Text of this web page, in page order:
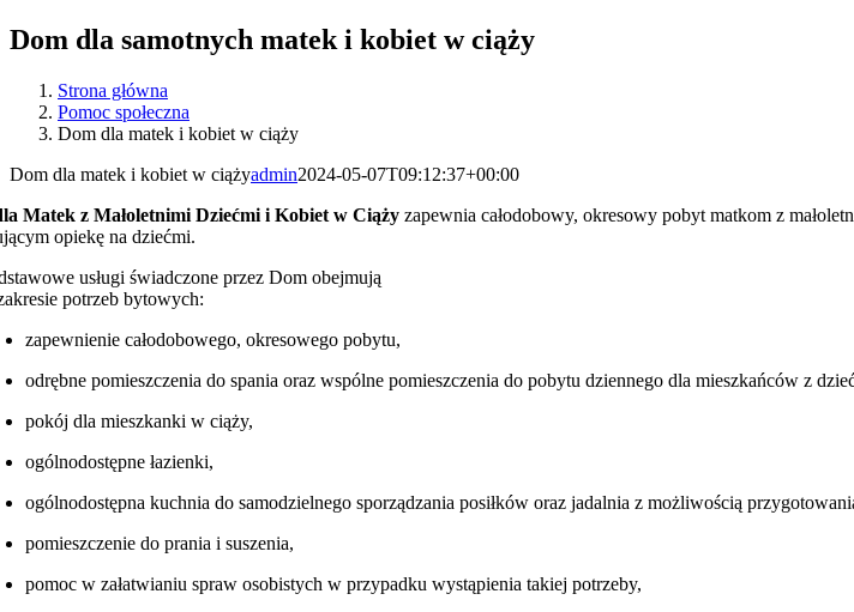
Dom dla samotnych matek i kobiet w ciąży
Strona główna
Pomoc społeczna
Dom dla matek i kobiet w ciąży
Dom dla matek i kobiet w ciążyadmin2024-05-07T09:12:37+00:00
Matek z Małoletnimi Dziećmi i Kobiet w Ciążyzapewnia całodobowy, okresowy pobyt matkom z
opiekę na dziećmi.
usługi świadczone przez Dom obejmują
potrzeb bytowych:
zapewnienie całodobowego, okresowego pobytu,
odrębne pomieszczenia do spania oraz wspólne pomieszczenia do pobytu dziennego dla mieszkańców z
pokój dla mieszkanki w ciąży,
ogólnodostępne łazienki,
ogólnodostępna kuchnia do samodzielnego sporządzania posiłków oraz jadalnia z możliwością
pomieszczenie do prania i suszenia,
pomoc w załatwianiu spraw osobistych w przypadku wystąpienia takiej potrzeby,